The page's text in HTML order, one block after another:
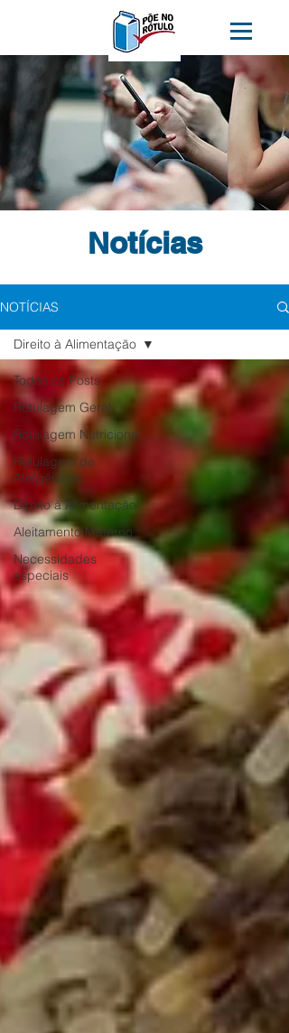
Notícias
NOTÍCIAS
Todos os Posts
Rotulagem Geral
Rotulagem Nutricional
Rotulagem de
Alergênicos
Direito à Alimentação
Aleitamento Materno
Necessidades
especiais
Direito à Alimentação